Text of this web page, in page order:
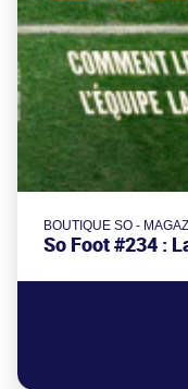
BOUTIQUE SO -
So Foot #234 :